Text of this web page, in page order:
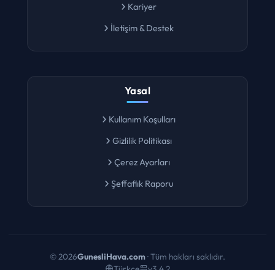
Kariyer
İletişim & Destek
Yasal
Kullanım Koşulları
Gizlilik Politikası
Çerez Ayarları
Şeffaflık Raporu
© 2026GunesliHava.com· Tüm hakları saklıdır.